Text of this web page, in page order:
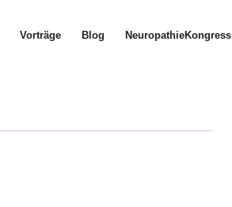
Vorträge Blog NeuropathieKongress